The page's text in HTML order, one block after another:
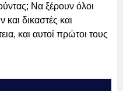
Να ξέρουν όλοι
και δικαστές και
και αυτοί πρώτοι τους